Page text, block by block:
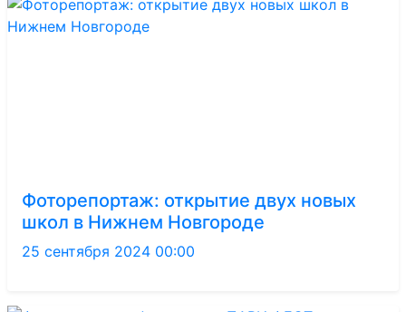
Фоторепортаж: открытие двух новых
школ в Нижнем Новгороде
25 сентября 2024 00:00